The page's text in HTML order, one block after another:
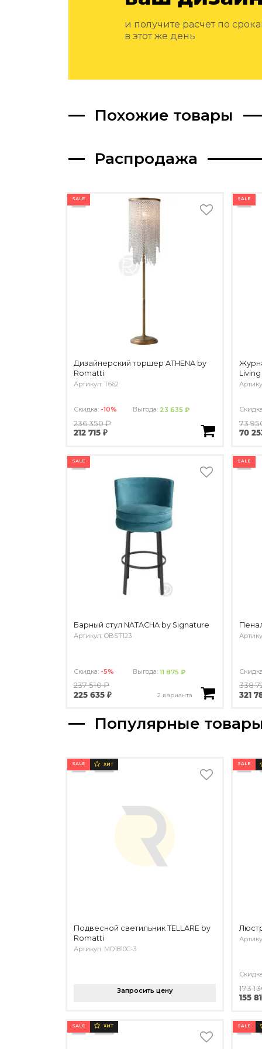
и получите расчет по
в этот же день
Похожие товары
Распродажа
SALE
Дизайнерский торшер ATHENA by
Romatti
Артикул: T662
Скидка: -10% Выгода: 23 635 ₽
236 350 ₽
212 715 ₽
SALE
Living
73
70
SALE
Барный стул NATACHA by Signature
Артикул: OBST123
Скидка: -5% Выгода:11 875 ₽
237 510 ₽
225 635 ₽
2 варианта
SALE
338
321
Популярные
SALE ХИТ
Подвесной светильник TELLARE by
Romatti
Артикул: MD1810C-3
Запросить цену
SALE
173
155
SALE ХИТ SALE